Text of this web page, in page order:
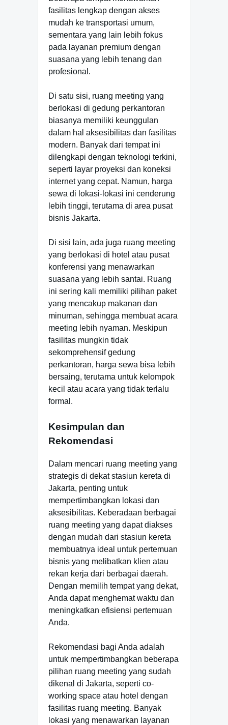
fasilitas lengkap dengan akses
mudah ke transportasi umum,
sementara yang lain lebih fokus
pada layanan premium dengan
suasana yang lebih tenang dan
profesional.
Di satu sisi, ruang meeting yang
berlokasi di gedung perkantoran
biasanya memiliki keunggulan
dalam hal aksesibilitas dan fasilitas
modern. Banyak dari tempat ini
dilengkapi dengan teknologi terkini,
seperti layar proyeksi dan koneksi
internet yang cepat. Namun, harga
sewa di lokasi-lokasi ini cenderung
lebih tinggi, terutama di area pusat
bisnis Jakarta.
Di sisi lain, ada juga ruang meeting
yang berlokasi di hotel atau pusat
konferensi yang menawarkan
suasana yang lebih santai. Ruang
ini sering kali memiliki pilihan paket
yang mencakup makanan dan
minuman, sehingga membuat acara
meeting lebih nyaman. Meskipun
fasilitas mungkin tidak
sekomprehensif gedung
perkantoran, harga sewa bisa lebih
bersaing, terutama untuk kelompok
kecil atau acara yang tidak terlalu
formal.
Kesimpulan dan
Rekomendasi
Dalam mencari ruang meeting yang
strategis di dekat stasiun kereta di
Jakarta, penting untuk
mempertimbangkan lokasi dan
aksesibilitas. Keberadaan berbagai
ruang meeting yang dapat diakses
dengan mudah dari stasiun kereta
membuatnya ideal untuk pertemuan
bisnis yang melibatkan klien atau
rekan kerja dari berbagai daerah.
Dengan memilih tempat yang dekat,
Anda dapat menghemat waktu dan
meningkatkan efisiensi pertemuan
Anda.
Rekomendasi bagi Anda adalah
untuk mempertimbangkan beberapa
pilihan ruang meeting yang sudah
dikenal di Jakarta, seperti co-
working space atau hotel dengan
fasilitas ruang meeting. Banyak
lokasi yang menawarkan layanan